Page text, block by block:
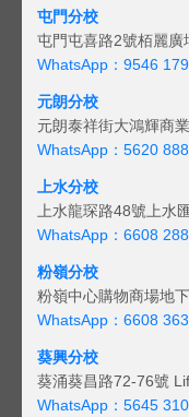
屯門分校
屯門屯喜路2號栢麗廣
WhatsApp：9546
元朗分校
元朗泰祥街大鴻輝商
WhatsApp：5620
上水分校
上水龍琛路48號上水
WhatsApp：6608
粉嶺分校
粉嶺中心購物商場地
WhatsApp：6608
葵興分校
葵涌葵昌路72-76號
WhatsApp：5645